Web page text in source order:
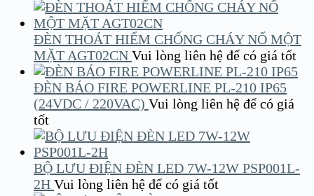
ĐÈN THOÁT HIỂM CHỐNG CHÁY NỔ MỘT
MẶT AGT02CN Vui lòng liên hệ để có giá tốt
ĐÈN BÁO FIRE POWERLINE PL-210 IP65
(24VDC / 220VAC) Vui lòng liên hệ để có giá
tốt
BỘ LƯU ĐIỆN ĐÈN LED 7W-12W PSP001L-
2H Vui lòng liên hệ để có giá tốt